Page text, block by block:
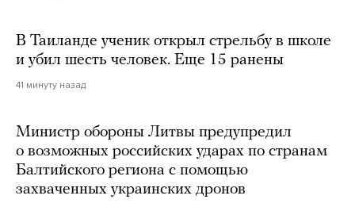
В Таиланде ученик открыл стрельбу в школе
и убил шесть человек. Еще 15 ранены
41 минуту назад
Министр обороны Литвы предупредил
о возможных российских ударах по странам
Балтийского региона с помощью
захваченных украинских дронов